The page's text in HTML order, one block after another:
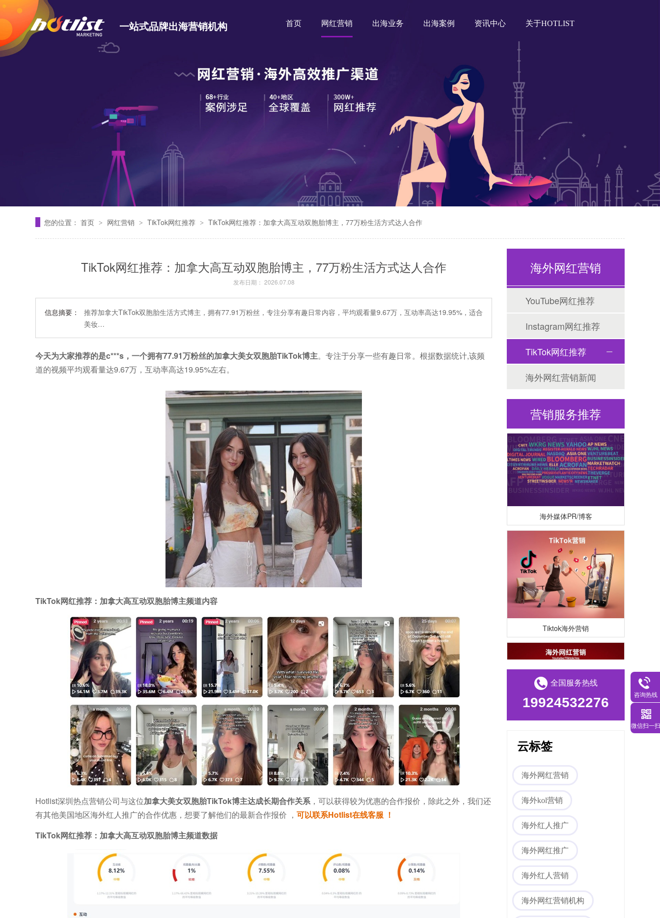
一站式品牌出海营销机构 首页 网红营销 出海业务 出海案例 资讯中心 关于HOTLIST
您的位置： 首页 > 网红营销 > TikTok网红推荐 > TikTok网红推荐：加拿大高互动双胞胎博主，77万粉生活方式达人合作
TikTok网红推荐：加拿大高互动双胞胎博主，77万粉生活方式达人合作
发布日期： 2026.07.08
信息摘要：
推荐加拿大TikTok双胞胎生活方式博主，拥有77.91万粉丝，专注分享有趣日常内容，平均观看量9.67万，互动率高达19.95%，适合
美妆…
今天为大家推荐的是c***s，一个拥有77.91万粉丝的加拿大美女双胞胎TikTok博主。专注于分享一些有趣日常。根据数据统计,该频
道的视频平均观看量达9.67万，互动率高达19.95%左右。
TikTok网红推荐：加拿大高互动双胞胎博主频道内容
Hotlist深圳热点营销公司与这位加拿大美女双胞胎TikTok博主达成长期合作关系，可以获得较为优惠的合作报价，除此之外，我们还
有其他美国地区海外红人推广的合作优惠，想要了解他们的最新合作报价 ， 可以联系Hotlist在线客服 ！
TikTok网红推荐：加拿大高互动双胞胎博主频道数据
海外网红营销
YouTube网红推荐
Instagram网红推荐
TikTok网红推荐
海外网红营销新闻
营销服务推荐
Tiktok海外营销
海外网红营销
海外社媒代运营
海外媒体PR/博客
Tiktok海外营销
海外社媒代运营
全国服务热线
19924532276
云标签
海外网红营销
海外kol营销
海外红人推广
海外网红推广
海外红人营销
海外网红营销机构
咨询热线
微信扫一扫